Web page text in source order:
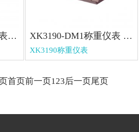
XK3190-DS10称重仪表 XK3190-DS10称重仪表 XK3190-DM1称重仪表 XK3190-DM1称重仪表
XK3190称重仪表
首页前一页 123后一页 尾页